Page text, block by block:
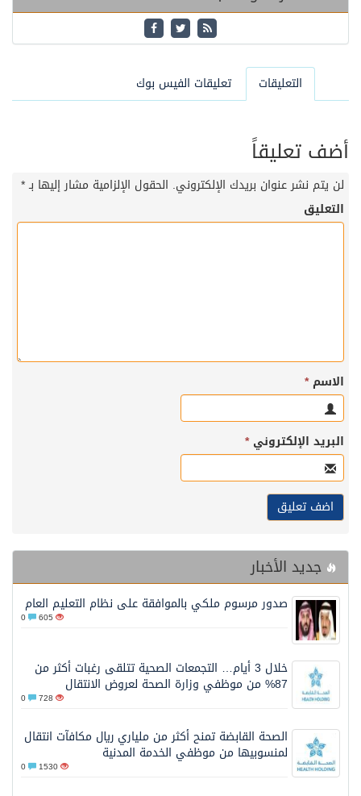
التعليقات تعليقات الفيس بوك
أضف تعليقاً
لن يتم نشر عنوان بريدك الإلكتروني. الحقول الإلزامية مشار إليها بـ*
التعليق
الاسم*
البريد الإلكتروني*
جديد الأخبار
صدور مرسوم ملكي بالموافقة على نظام التعليم العام
605
خلال 3 أيام… التجمعات الصحية تتلقى رغبات أكثر من
87% من موظفي وزارة الصحة لعروض الانتقال
728
الصحة القابضة تمنح أكثر من ملياري ريال مكافآت انتقال
لمنسوبيها من موظفي الخدمة المدنية
1530